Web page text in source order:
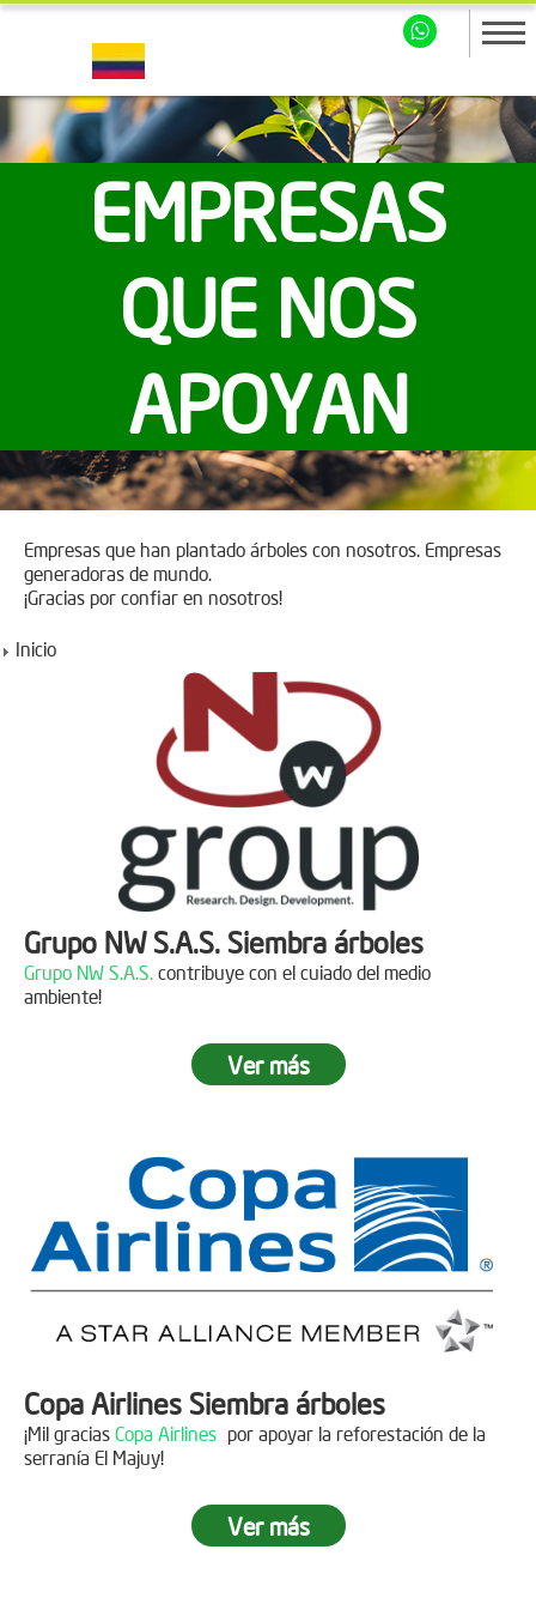
EMPRESAS
QUE NOS
APOYAN
Empresas que han plantado árboles con nosotros. Empresas
generadoras de mundo.
¡Gracias por confiar en nosotros!
Inicio
Grupo NW S.A.S. Siembra árboles
Grupo NW S.A.S. contribuye con el cuiado del medio
ambiente!
Jornada de reforestación
15 personas
Ver más
Copa Airlines Siembra árboles
¡Mil gracias Copa Airlines por apoyar la reforestación de la
serranía El Majuy!
Siembra en el Páramo Aguas Vivas
Ver más